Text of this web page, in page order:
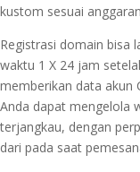
kustom sesuai
Registrasi domain bisa
waktu 1 X 24 jam
memberikan data akun
Anda dapat mengelola
terjangkau, dengan
dari pada saat